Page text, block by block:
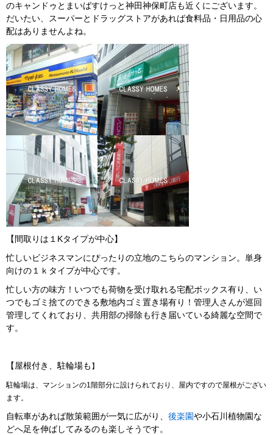
のキャンドゥとまいばすけっと神田神保町店も近くにございます。
だいたい、スーパーとドラッグストアがあれば食料品・日用品の心
配はありませんよね。
【間取りは１Kタイプが中心】
忙しいビジネスマンにぴったりの立地のこちらのマンション。単身
向けの１ｋタイプが中心です。
忙しい方の味方！いつでも荷物を受け取れる宅配ボックス有り、い
つでもゴミ捨てのできる敷地内ゴミ置き場有り！管理人さんが巡回
管理してくれており、共用部の掃除も行き届いている綺麗な空間で
す。
【屋根付き、駐輪場も 】
駐輪場は、マンションの1階部分に設けられており、屋内ですので屋根がござい
ます。
自転車があれば散策範囲が一気に広がり、 後楽園や小石川植物園な
どへ足を伸ばしてみるのも楽しそうです。